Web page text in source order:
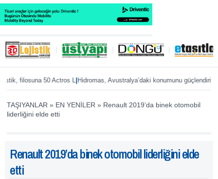
filosuna 50 Actros L|Hidromas, Avustralya’daki konumunu güçlendiriyor|
TAŞIYANLAR » EN YENİLER » Renault 2019’da binek otomobil
liderliğini elde etti
Renault 2019’da binek otomobil liderliğini elde
etti